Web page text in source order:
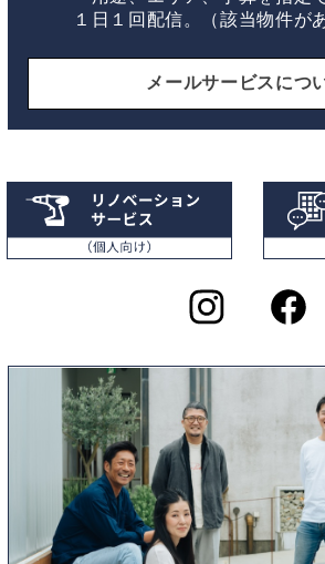
１日１回配信。（該当物件が
メールサービスにつ